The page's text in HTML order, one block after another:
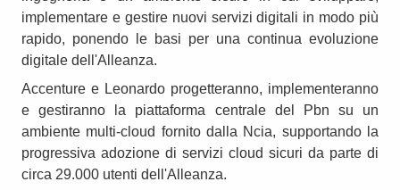
implementare e gestire nuovi servizi digitali in modo più
rapido, ponendo le basi per una continua evoluzione
digitale dell'Alleanza.
Accenture e Leonardo progetteranno, implementeranno
e gestiranno la piattaforma centrale del Pbn su un
ambiente multi-cloud fornito dalla Ncia, supportando la
progressiva adozione di servizi cloud sicuri da parte di
circa 29.000 utenti dell'Alleanza.